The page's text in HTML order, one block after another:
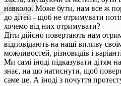
навколо. Може бути, нам все ж
до дітей - щоб не отримувати
хочемо від них отримувати?
Діти дійсно повертають нам
відповідають на наші впливу
можливостей, різновидів і
Ми самі іноді підказувати дітям
знає, на що натиснути, щоб
саме це. А іноді з почуття